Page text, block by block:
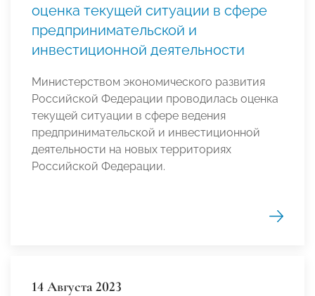
оценка текущей ситуации в сфере
предпринимательской и
инвестиционной деятельности
Министерством экономического развития
Российской Федерации проводилась оценка
текущей ситуации в сфере ведения
предпринимательской и инвестиционной
деятельности на новых территориях
Российской Федерации.
14 Августа 2023